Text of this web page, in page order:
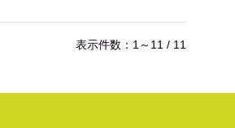
表示件数：1～11 / 11